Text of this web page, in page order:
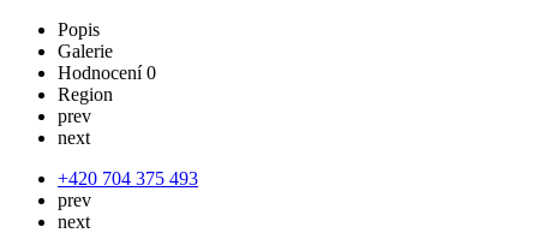
Popis
Galerie
Hodnocení0
Region
prev
next
+420 704 375 493
prev
next